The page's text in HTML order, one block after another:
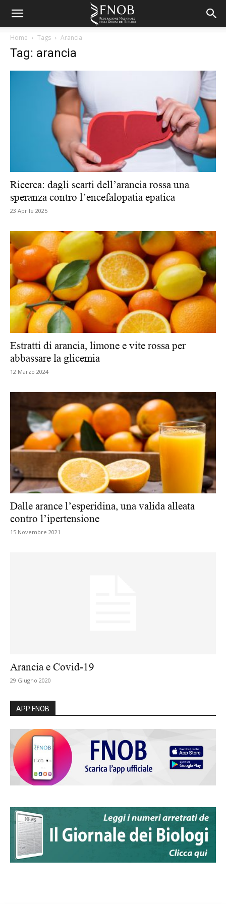
Home Tags Arancia
Tag: arancia
Ricerca: dagli scarti dell’arancia rossa una
speranza contro l’encefalopatia epatica
23 Aprile 2025
Estratti di arancia, limone e vite rossa per
abbassare la glicemia
12 Marzo 2024
Dalle arance l’esperidina, una valida alleata
contro l’ipertensione
15 Novembre 2021
Arancia e Covid-19
29 Giugno 2020
APP FNOB